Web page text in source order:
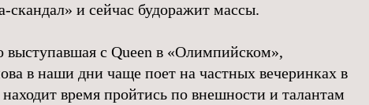
скандал» и сейчас будоражит массы.
выступавшая с Queen в «Олимпийском»,
в наши дни чаще поет на частных вечеринках в
время пройтись по внешности и талантам